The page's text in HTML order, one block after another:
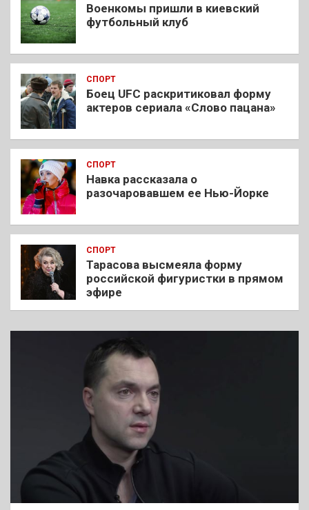
Военкомы пришли в киевский
футбольный клуб
СПОРТ
Боец UFC раскритиковал форму
актеров сериала «Слово пацана»
СПОРТ
Навка рассказала о
разочаровавшем ее Нью-Йорке
СПОРТ
Тарасова высмеяла форму
российской фигуристки в прямом
эфире